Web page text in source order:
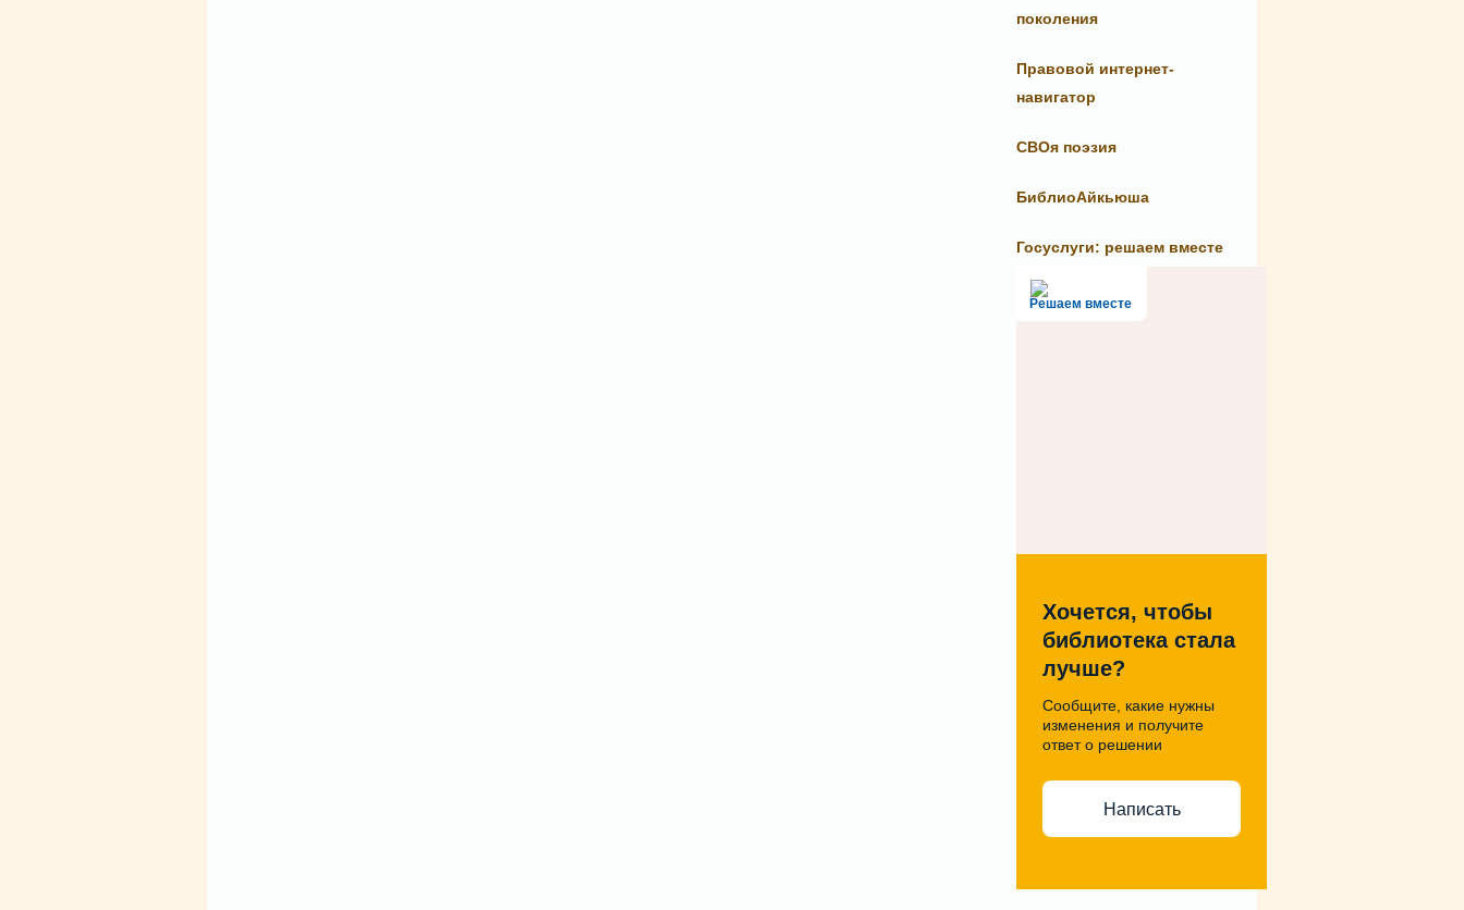
поколения
Правовой интернет-
навигатор
СВОя поэзия
БиблиоАйкьюша
Госуслуги: решаем вместе
Решаем вместе
Хочется, чтобы
библиотека стала
лучше?
Сообщите, какие нужны
изменения и получите
ответ о решении
Написать